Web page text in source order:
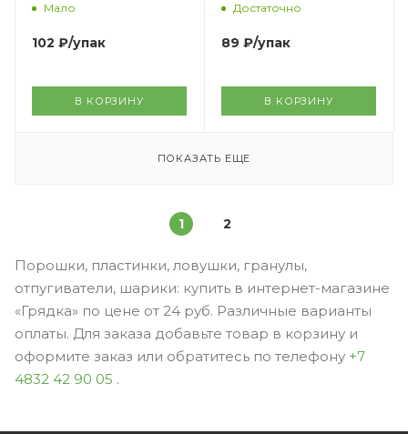
Мало
102 ₽/упак
В КОРЗИНУ
Достаточно
89 ₽/упак
В КОРЗИНУ
ПОКАЗАТЬ ЕЩЕ
1 2
Порошки, пластинки, ловушки, гранулы,
отпугиватели, шарики: купить в интернет-магазине
«Грядка» по цене от 24 руб. Различные варианты
оплаты. Для заказа добавьте товар в корзину и
оформите заказ или обратитесь по телефону +7
4832 42 90 05 .